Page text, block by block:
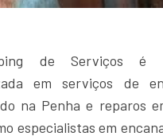
de Serviços é
em serviços de
na Penha e reparos
especialistas em